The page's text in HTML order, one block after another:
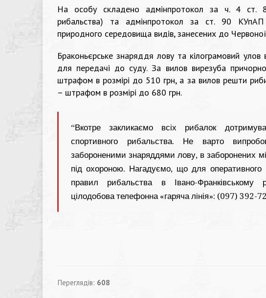
На особу складено адмінпротокол за ч. 4 ст.
рибальства) та адмінпротокол за ст. 90
природного середовища видів, занесених до
Браконьєрське знаряддя лову та кілограмовий улов
для передачі до суду. За вилов вирезуба
штрафом в розмірі до 510 грн, а за вилов решти
– штрафом в розмірі до 680 грн.
“Вкотре закликаємо всіх рибалок
спортивного рибальства. Не варто
забороненими знаряддями лову, в заборонених
під охороною. Нагадуємо, що для оперативного
правил рибальства в Івано-Франківському
цілодобова телефонна «гаряча лінія»: (097) 392-
Переглядів: 608